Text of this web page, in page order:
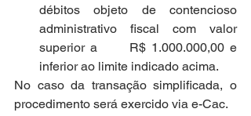
débitos objeto de contencioso
administrativo fiscal com valor
superior a      R$ 1.000.000,00 e
inferior ao limite indicado acima.
No caso da transação simplificada, o
procedimento será exercido via e-Cac.